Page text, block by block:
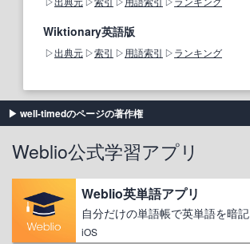
Wiktionary英語版
出典元 索引 用語索引 ランキング
well-timedのページの著作権
Weblio公式学習アプリ
Weblio英単語アプリ
自分だけの単語帳で英単語を暗記
iOS